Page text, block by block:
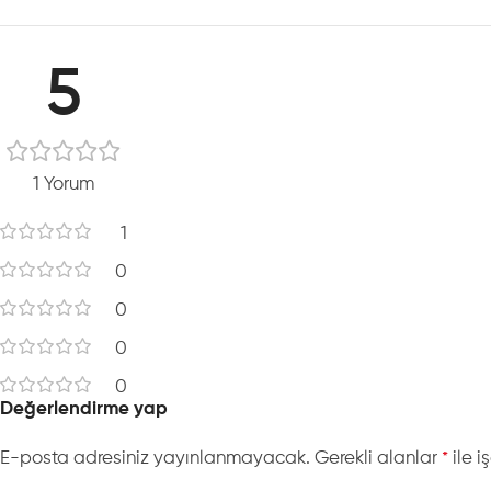
5
1 Yorum
1
0
0
0
0
Değerlendirme yap
E-posta adresiniz yayınlanmayacak. Gerekli alanlar * ile